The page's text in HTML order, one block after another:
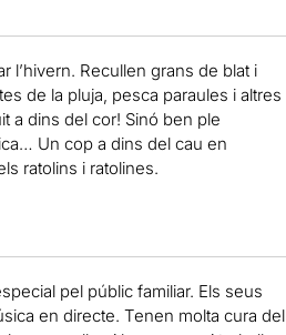
l’hivern. Recullen grans de blat i
de la pluja, pesca paraules i altres
a dins del cor! Sinó ben ple
Un cop a dins del cau en
ratolins i ratolines.
pel públic familiar. Els seus
en directe. Tenen molta cura del